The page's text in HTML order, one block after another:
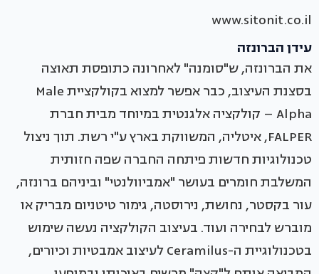
www.sitonit.co.il
עידן הברונזה
את הברונזה, ש"סומנה" לאחרונה כתופסת תאוצה
בסצנת העיצוב, כבר אפשר למצוא בקולקציית Male
Alpha – קולקציה אלגנטית במיוחד מבית חברת
FALPER, איטליה, המשווקת בארץ ע"י רשת. תוך ניצול
טכנולוגיות חדשות פיתחה החברה שפה חזותית
המשלבת חומרים בעושר "אמביוולנטי" וביניהם ברונזה,
עור בקסטר, נחושת, נירוסטה, גימור טיטניום מבריק או
מוברש לבחירה ועוד. בעיצוב הקולקציה נעשה שימוש
בטכנולוגיית ה-Ceramilus לעיצוב אמבטיות וכיורים,